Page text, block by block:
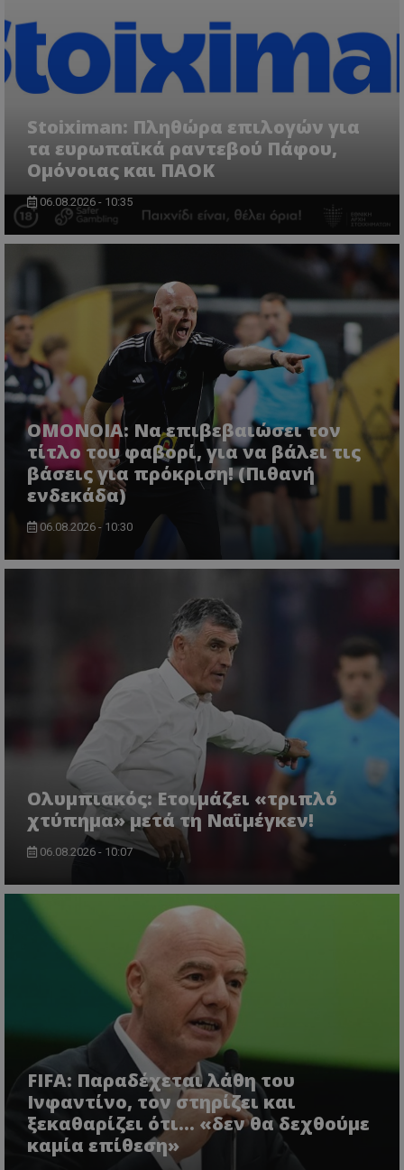
Stoiximan: Πληθώρα επιλογών για
τα ευρωπαϊκά ραντεβού Πάφου,
Ομόνοιας και ΠΑΟΚ
06.08.2026 - 10:35
ΟΜΟΝΟΙΑ: Να επιβεβαιώσει τον
τίτλο του φαβορί, για να βάλει τις
βάσεις για πρόκριση! (Πιθανή
ενδεκάδα)
06.08.2026 - 10:30
Ολυμπιακός: Ετοιμάζει «τριπλό
χτύπημα» μετά τη Ναϊμέγκεν!
06.08.2026 - 10:07
FIFA: Παραδέχεται λάθη του
Ινφαντίνο, τον στηρίζει και
ξεκαθαρίζει ότι... «δεν θα δεχθούμε
καμία επίθεση»